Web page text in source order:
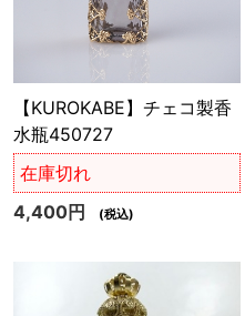
【KUROKABE】チェコ製香
水瓶450727
在庫切れ
4,400円
(税込)